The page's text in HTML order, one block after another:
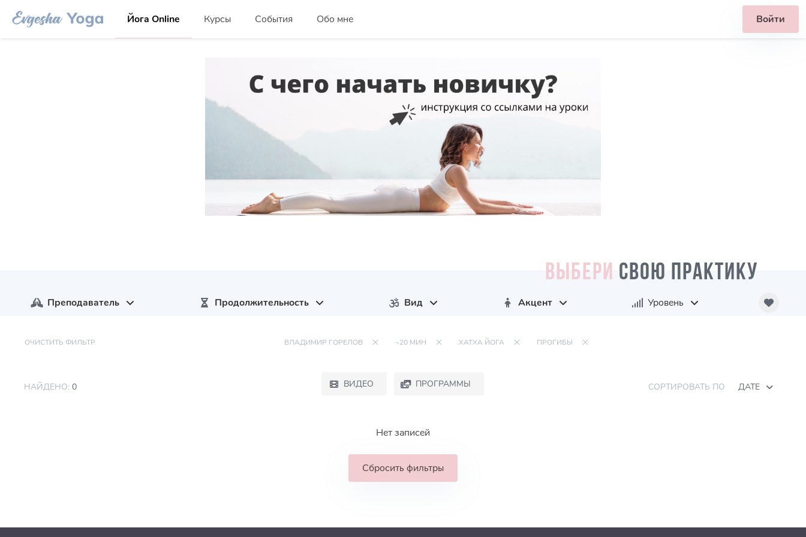
Йога Online Курсы События Обо мне Войти
ВЫБЕРИ СВОЮ ПРАКТИКУ
Преподаватель Продолжительность Вид Акцент Уровень
ОЧИСТИТЬ ФИЛЬТР ВЛАДИМИР ГОРЕЛОВ ~20 МИН ХАТХА ЙОГА ПРОГИБЫ
НАЙДЕНО: 0 ВИДЕО ПРОГРАММЫ СОРТИРОВАТЬ ПО ДАТЕ
Нет записей
Сбросить фильтры